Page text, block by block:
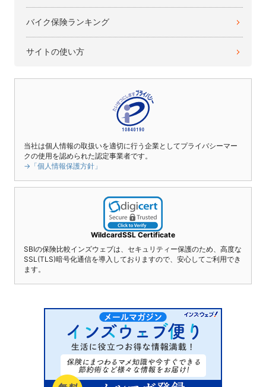
バイク保険ランキング
サイトの使い方
当社は個人情報の取扱いを適切に行う企業としてプライバシーマー
クの使用を認められた認定事業者です。
→「個人情報保護方針」
WildcardSSL Certificate
SBIの保険比較インズウェブは、セキュリティー保護のため、高度な
SSL(TLS)暗号化通信を導入しておりますので、安心してご利用でき
ます。